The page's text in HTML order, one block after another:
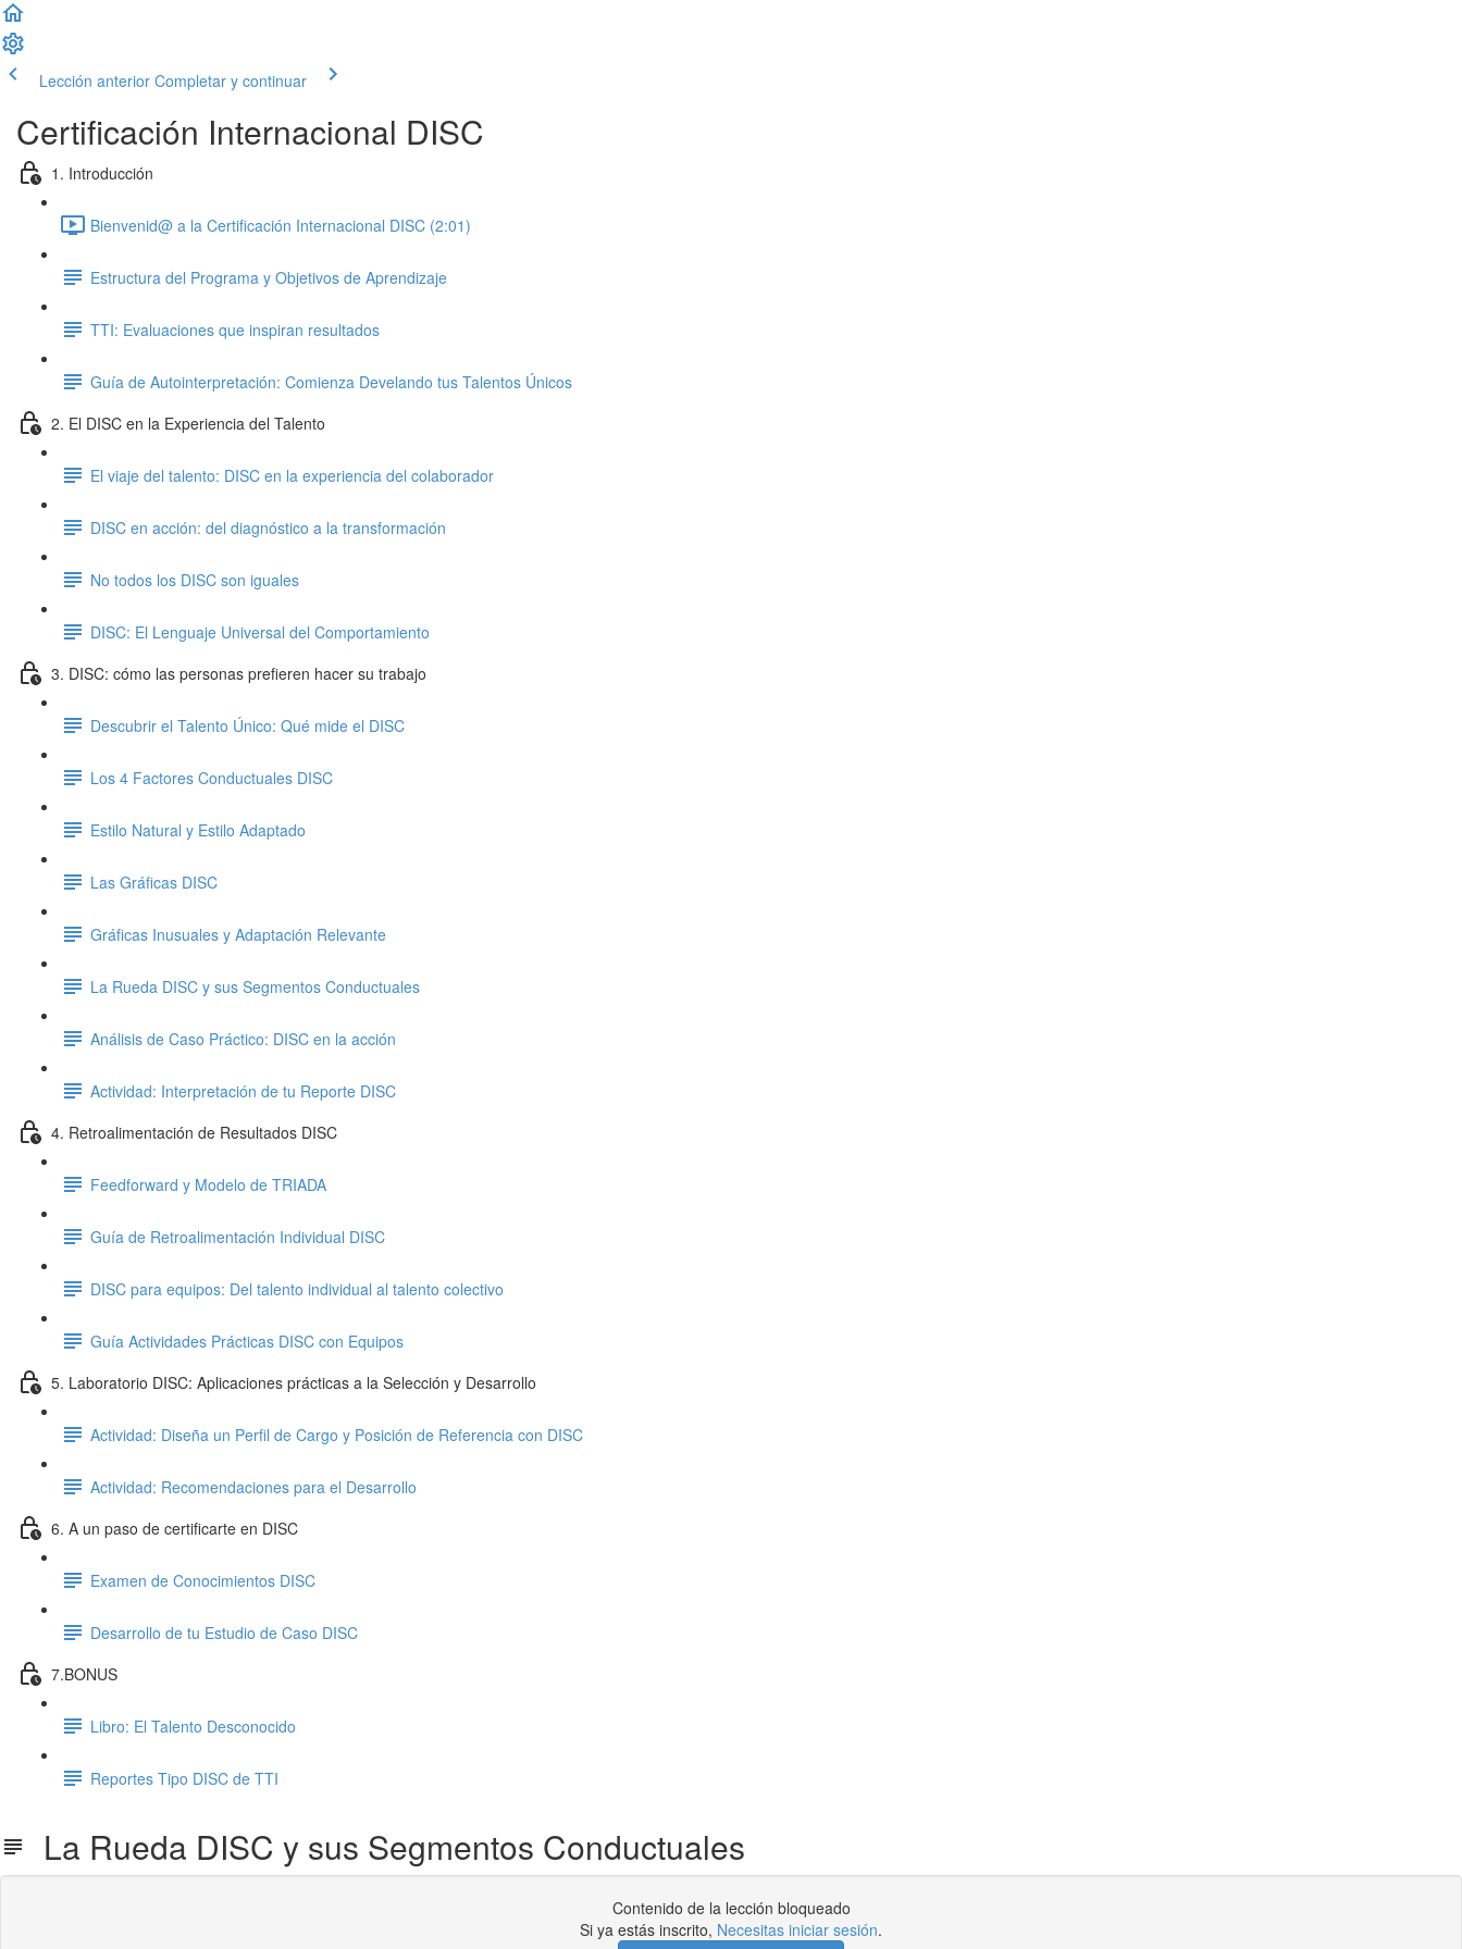
Lección anterior Completar y continuar
Certificación Internacional DISC
1. Introducción
Bienvenid@ a la Certificación Internacional DISC (2:01)
Estructura del Programa y Objetivos de Aprendizaje
TTI: Evaluaciones que inspiran resultados
Guía de Autointerpretación: Comienza Develando tus Talentos Únicos
2. El DISC en la Experiencia del Talento
El viaje del talento: DISC en la experiencia del colaborador
DISC en acción: del diagnóstico a la transformación
No todos los DISC son iguales
DISC: El Lenguaje Universal del Comportamiento
3. DISC: cómo las personas prefieren hacer su trabajo
Descubrir el Talento Único: Qué mide el DISC
Los 4 Factores Conductuales DISC
Estilo Natural y Estilo Adaptado
Las Gráficas DISC
Gráficas Inusuales y Adaptación Relevante
La Rueda DISC y sus Segmentos Conductuales
Análisis de Caso Práctico: DISC en la acción
Actividad: Interpretación de tu Reporte DISC
4. Retroalimentación de Resultados DISC
Feedforward y Modelo de TRIADA
Guía de Retroalimentación Individual DISC
DISC para equipos: Del talento individual al talento colectivo
Guía Actividades Prácticas DISC con Equipos
5. Laboratorio DISC: Aplicaciones prácticas a la Selección y Desarrollo
Actividad: Diseña un Perfil de Cargo y Posición de Referencia con DISC
Actividad: Recomendaciones para el Desarrollo
6. A un paso de certificarte en DISC
Examen de Conocimientos DISC
Desarrollo de tu Estudio de Caso DISC
7.BONUS
Libro: El Talento Desconocido
Reportes Tipo DISC de TTI
La Rueda DISC y sus Segmentos Conductuales
Contenido de la lección bloqueado
Si ya estás inscrito, Necesitas iniciar sesión.